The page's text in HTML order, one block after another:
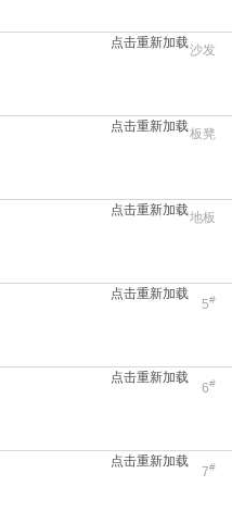
点击重新加载沙发
点击重新加载板凳
点击重新加载地板
点击重新加载
5#
点击重新加载
6#
点击重新加载
7#